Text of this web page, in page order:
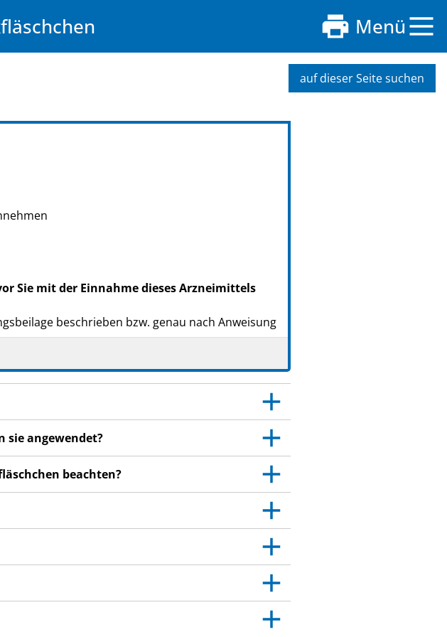
Menü
auf dieser Seite suchen
Sie mit der Einnahme dieses Arzneimittels
beschrieben bzw. genau nach Anweisung
oder einen Rat benötigen.
Arzt oder Apotheker. Dies gilt auch für
sind. Siehe Abschnitt 4.
Sie sich an Ihren Arzt.
sie angewendet?
beachten?